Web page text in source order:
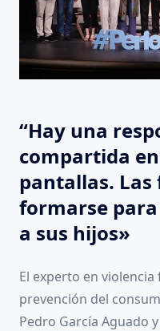
“Hay una
compartida
pantallas. Las
formarse
a sus hijos»
El experto en
prevención del
Pedro García Aguado